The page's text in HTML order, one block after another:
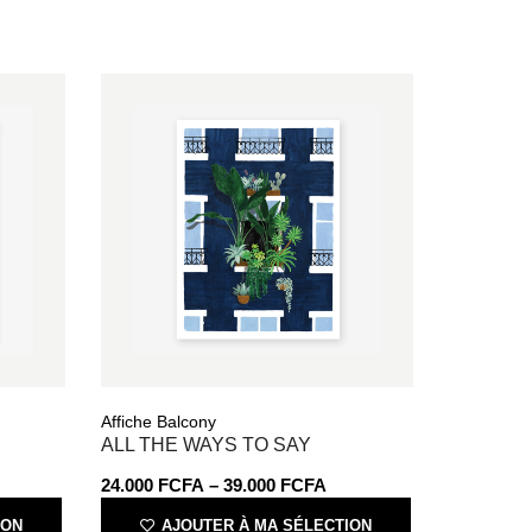
Affiche Balcony
ALL THE WAYS TO SAY
24.000 FCFA – 39.000 FCFA
AJOUTER À MA SÉLECTION